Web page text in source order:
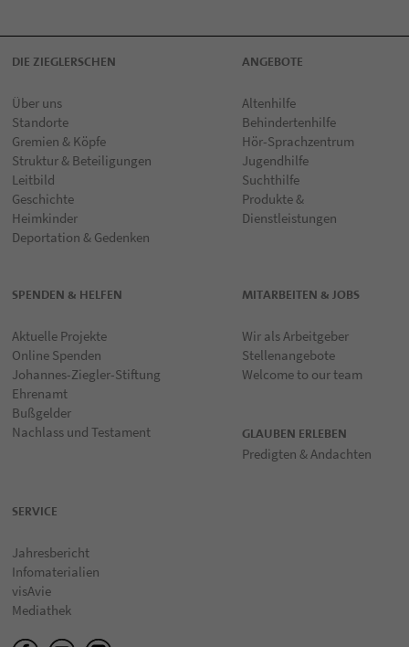
DIE ZIEGLERSCHEN
Über uns
Standorte
Gremien & Köpfe
Struktur & Beteiligungen
Leitbild
Geschichte
Heimkinder
Deportation & Gedenken
ANGEBOTE
Altenhilfe
Behindertenhilfe
Hör-Sprachzentrum
Jugendhilfe
Suchthilfe
Produkte &
Dienstleistungen
SPENDEN & HELFEN
Aktuelle Projekte
Online Spenden
Johannes-Ziegler-Stiftung
Ehrenamt
Bußgelder
Nachlass und Testament
MITARBEITEN & JOBS
Wir als Arbeitgeber
Stellenangebote
Welcome to our team
GLAUBEN ERLEBEN
Predigten & Andachten
SERVICE
Jahresbericht
Infomaterialien
visAvie
Mediathek